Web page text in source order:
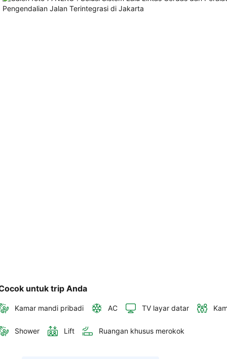
semua
rincian
untuk trip Anda
Kamar mandi pribadi AC TV layar datar
Shower Lift Ruangan khusus merokok